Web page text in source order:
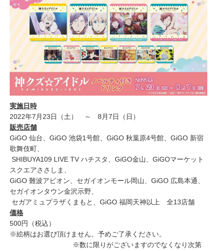
実施日時
2022年7月23日（土） ～ 8月7日（日）
販売店舗
GiGO 仙台、GiGO 池袋1号館、GiGO 秋葉原4号館、GiGO 新宿
歌舞伎町、
SHIBUYA109 LIVE TV ハチスタ、GiGO金山、GiGOマーケット
スクエアささしま、
GiGO 難波アビオン、セガイオンモール岡山、GiGO 広島本通、
セガイオンタウン金沢示野、
セガアミュプラザくまもと、GiGO 福岡天神以上 全13店舗
価格
500円（税込）
※絵柄はお選び頂けません。予めご了承ください。
※数に限りがございますのでなくなり次第